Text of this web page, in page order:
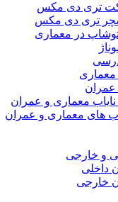
تری دی مکس
تری دی مکس
در معماری
عمران
معماری و عمران
های معماری و عمران
و خارجی
داخلی
خارجی